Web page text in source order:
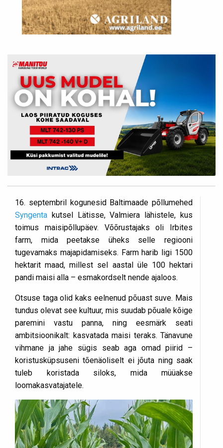
16. septembril kogunesid Baltimaade põllumehed
Syngenta kutsel Lätisse, Valmiera lähistele, kus
toimus maisipõllupäev. Võõrustajaks oli Irbites
farm, mida peetakse üheks selle regiooni
tugevamaks majapidamiseks. Farm harib ligi 1500
hektarit maad, millest sel aastal üle 100 hektari
pandi maisi alla – esmakordselt nende ajaloos.
Otsuse taga olid kaks eelnenud põuast suve. Mais
tundus olevat see kultuur, mis suudab põuale kõige
paremini vastu panna, ning eesmärk seati
ambitsioonikalt: kasvatada maisi teraks. Tänavune
vihmane ja jahe sügis seab aga omad piirid –
koristusküpsuseni tõenäoliselt ei jõuta ning saak
tuleb koristada siloks, mida müüakse
loomakasvatajatele.